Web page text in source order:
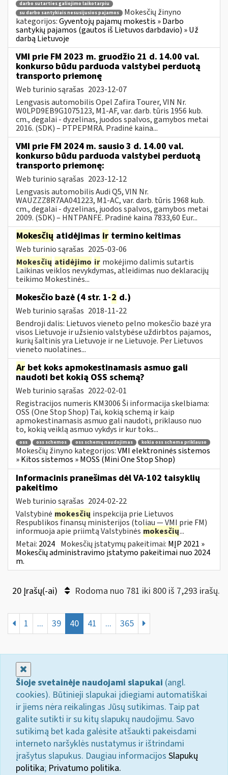
darbo sutarties galiojimo laikotarpiu
su darbo santykiais nesusijusios pajamos
Mokesčių žinyno
kategorijos:Gyventojų pajamų mokestis » Darbo
santykių pajamos (gautos iš Lietuvos darbdavio) » Už
darbą Lietuvoje
VMI prie FM 2023 m. gruodžio 21 d. 14.00 val.
konkurso būdu parduoda valstybei perduotą
transporto priemonę
Web turinio sąrašas 2023-12-07
Lengvasis automobilis Opel Zafira Tourer, VIN Nr.
W0LPD9EB9G1075123, M1-AF, var. darb. tūris 1956 kub.
cm., degalai - dyzelinas, juodos spalvos, gamybos metai
2016. (SDK) – PTPEPMRA. Pradinė kaina...
VMI prie FM 2024 m. sausio 3 d. 14.00 val.
konkurso būdu parduoda valstybei perduotą
transporto priemonę:
Web turinio sąrašas 2023-12-12
Lengvasis automobilis Audi Q5, VIN Nr.
WAUZZZ8R7AA041223, M1-AC, var. darb. tūris 1968 kub.
cm., degalai - dyzelinas, juodos spalvos, gamybos metai
2009. (SDK) – HNTPANFE. Pradinė kaina 7833,60 Eur...
Mokesčių atidėjimas ir termino keitimas
Web turinio sąrašas 2025-03-06
Mokesčių atidėjimo ir mokėjimo dalimis sutartis
Laikinas veiklos nevykdymas, atleidimas nuo deklaracijų
teikimo Mokestinės...
Mokesčio bazė (4 str. 1-2 d.)
Web turinio sąrašas 2018-11-22
Bendroji dalis: Lietuvos vieneto pelno mokesčio bazė yra
visos Lietuvoje ir užsienio valstybėse uždirbtos pajamos,
kurių šaltinis yra Lietuvoje ir ne Lietuvoje. Per Lietuvos
vieneto nuolatines...
Ar bet koks apmokestinamasis asmuo gali
naudoti bet kokią OSS schemą?
Web turinio sąrašas 2022-02-01
Registracijos numeris KM3006 Ši informacija skelbiama:
OSS (One Stop Shop) Tai, kokią schemą ir kaip
apmokestinamasis asmuo gali naudoti, priklauso nuo
to, kokią veiklą asmuo vykdys ir kur toks...
oss oss schemos oss schemų naudojimas kokia oss schema priklauso
Mokesčių žinyno kategorijos:VMI elektroninės sistemos
» Kitos sistemos » MOSS (Mini One Stop Shop)
Informacinis pranešimas dėl VA-102 taisyklių
pakeitimo
Web turinio sąrašas 2024-02-22
Valstybinė mokesčių inspekcija prie Lietuvos
Respublikos finansų ministerijos (toliau ― VMI prie FM)
informuoja apie priimtą Valstybinės mokesčių...
Metai: 2024 Mokesčių įstatymų pakeitimai: MĮP 2021 »
Mokesčių administravimo įstatymo pakeitimai nuo 2024
m.
20 Įrašų(-ai) Rodoma nuo 781 iki 800 iš 7,293 irašų.
1 ... 39 40 41 ... 365
Šioje svetainėje naudojami slapukai (angl.
cookies). Būtinieji slapukai įdiegiami automatiškai
ir jiems nėra reikalingas Jūsų sutikimas. Taip pat
galite sutikti ir su kitų slapukų naudojimu. Savo
sutikimą bet kada galėsite atšaukti pakeisdami
interneto naršyklės nustatymus ir ištrindami
įrašytus slapukus. Daugiau informacijos Slapukų
politika; Privatumo politika.